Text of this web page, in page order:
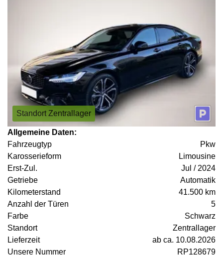
Standort Zentrallager
Allgemeine Daten:
Fahrzeugtyp
Pkw
Karosserieform
Limousine
Erst-Zul.
Jul / 2024
Getriebe
Automatik
Kilometerstand
41.500 km
Anzahl der Türen
5
Farbe
Schwarz
Standort
Zentrallager
Lieferzeit
ab ca. 10.08.2026
Unsere Nummer
RP128679